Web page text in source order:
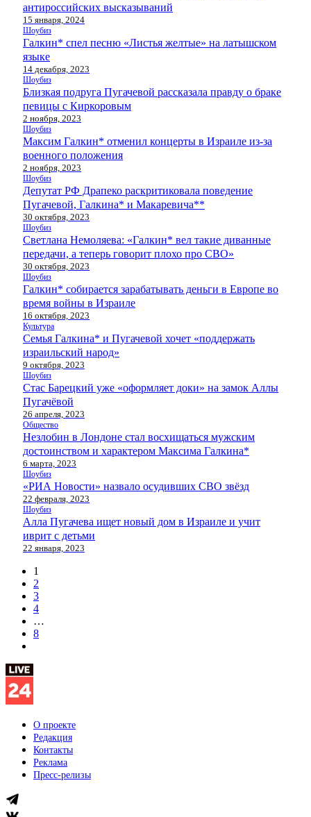
антироссийских высказываний
15 января, 2024
Шоубиз
Галкин* спел песню «Листья желтые» на латышском
языке
14 декабря, 2023
Шоубиз
Близкая подруга Пугачевой рассказала правду о браке
певицы с Киркоровым
2 ноября, 2023
Шоубиз
Максим Галкин* отменил концерты в Израиле из-за
военного положения
2 ноября, 2023
Шоубиз
Депутат РФ Драпеко раскритиковала поведение
Пугачевой, Галкина* и Макаревича**
30 октября, 2023
Шоубиз
Светлана Немоляева: «Галкин* вел такие диванные
передачи, а теперь говорит плохо про СВО»
30 октября, 2023
Шоубиз
Галкин* собирается зарабатывать деньги в Европе во
время войны в Израиле
16 октября, 2023
Культура
Семья Галкина* и Пугачевой хочет «поддержать
израильский народ»
9 октября, 2023
Шоубиз
Стас Барецкий уже «оформляет доки» на замок Аллы
Пугачёвой
26 апреля, 2023
Общество
Незлобин в Лондоне стал восхищаться мужским
достоинством и характером Максима Галкина*
6 марта, 2023
Шоубиз
«РИА Новости» назвало осудивших СВО звёзд
22 февраля, 2023
Шоубиз
Алла Пугачева ищет новый дом в Израиле и учит
иврит с детьми
22 января, 2023
1
2
3
4
…
8
О проекте
Редакция
Контакты
Реклама
Пресс-релизы